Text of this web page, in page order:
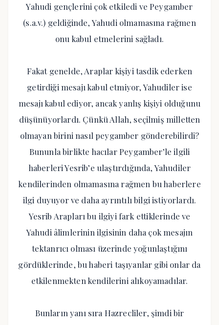
Yahudi gençlerini çok etkiledi ve Peygamber
(s.a.v.) geldiğinde, Yahudi olmamasına rağmen
onu kabul etmelerini sağladı.
Fakat genelde, Araplar kişiyi tasdik ederken
getirdiği mesajı kabul etmiyor, Yahudiler ise
mesajı kabul ediyor, ancak yanlış kişiyi olduğunu
düşünüyorlardı. Çünkü Allah, seçilmiş milletten
olmayan birini nasıl peygamber gönderebilirdi?
Bununla birlikte hacılar Peygamber’le ilgili
haberleri Yesrib’e ulaştırdığında, Yahudiler
kendilerinden olmamasına rağmen bu haberlere
ilgi duyuyor ve daha ayrıntılı bilgi istiyorlardı.
Yesrib Arapları bu ilgiyi fark ettiklerinde ve
Yahudi âlimlerinin ilgisinin daha çok mesajın
tektanrıcı olması üzerinde yoğunlaştığını
gördüklerinde, bu haberi taşıyanlar gibi onlar da
etkilenmekten kendilerini alıkoyamadılar.
Bunların yanı sıra Hazrecliler, şimdi bir